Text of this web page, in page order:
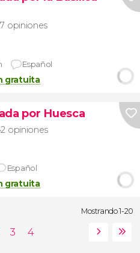
opiniones
Español
gratuita
por Huesca
opiniones
Español
gratuita
Mostrando 1-20